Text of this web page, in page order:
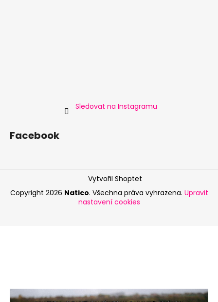
Sledovat na Instagramu
Facebook
Vytvořil Shoptet
Copyright 2026 Natico. Všechna práva vyhrazena. Upravit
nastavení cookies